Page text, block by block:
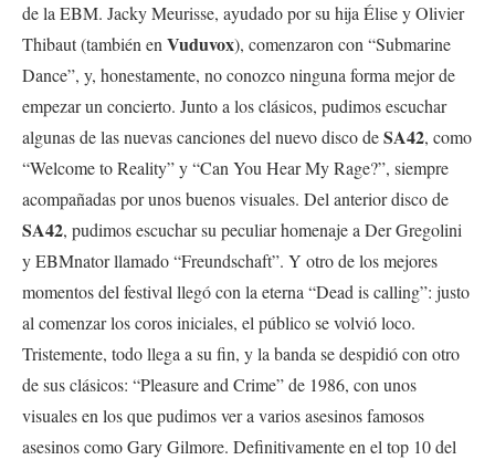
de la EBM. Jacky Meurisse, ayudado por su hija Élise y Olivier
Thibaut (también en Vuduvox), comenzaron con “Submarine
Dance”, y, honestamente, no conozco ninguna forma mejor de
empezar un concierto. Junto a los clásicos, pudimos escuchar
algunas de las nuevas canciones del nuevo disco deSA42, como
“Welcome to Reality” y “Can You Hear My Rage?”, siempre
acompañadas por unos buenos visuales. Del anterior disco de
SA42, pudimos escuchar su peculiar homenaje a Der Gregolini
y EBMnator llamado “Freundschaft”. Y otro de los mejores
momentos del festival llegó con la eterna “Dead is calling”: justo
al comenzar los coros iniciales, el público se volvió loco.
Tristemente, todo llega a su fin, y la banda se despidió con otro
de sus clásicos: “Pleasure and Crime” de 1986, con unos
visuales en los que pudimos ver a varios asesinos famosos
asesinos como Gary Gilmore. Definitivamente en el top 10 del